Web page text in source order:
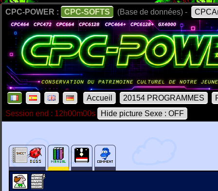
CPC-POWER : CPC-SOFTS (Base de données) -
Accueil 20154 PROGRAMMES
Session end : 12h00m00s
Hide picture Sexe : OFF